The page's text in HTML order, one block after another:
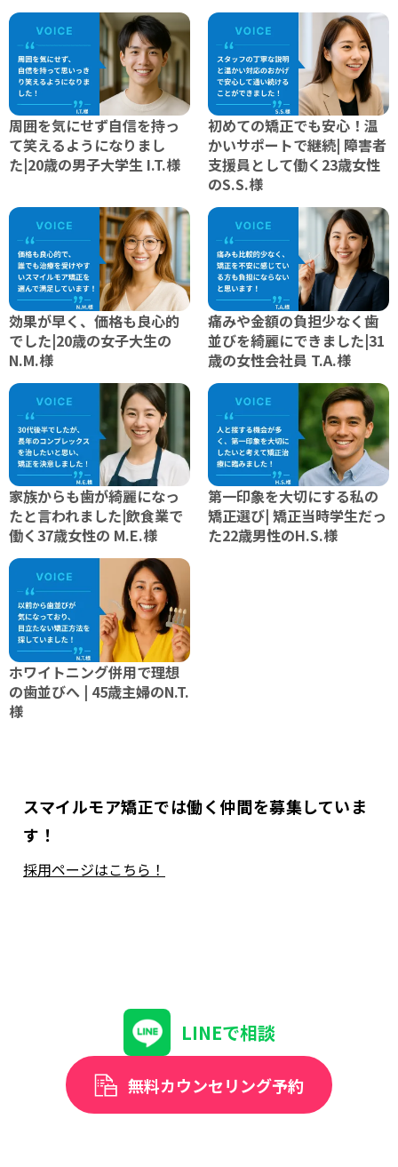
周囲を気にせず自信を持っ
て笑えるようになりまし
た|20歳の男子大学生 I.T.様
初めての矯正でも安心！温
かいサポートで継続| 障害者
支援員として働く23歳女性
のS.S.様
効果が早く、価格も良心的
でした|20歳の女子大生の
N.M.様
痛みや金額の負担少なく歯
並びを綺麗にできました|31
歳の女性会社員 T.A.様
家族からも歯が綺麗になっ
たと言われました|飲食業で
働く37歳女性の M.E.様
第一印象を大切にする私の
矯正選び| 矯正当時学生だっ
た22歳男性のH.S.様
ホワイトニング併用で理想
の歯並びへ | 45歳主婦のN.T.
様
スマイルモア矯正では働く仲間を募集していま
す！
採用ページはこちら！
LINEで相談
無料カウンセリング予約